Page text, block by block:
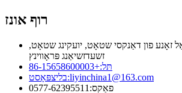
רוף אונז
זאָנע פון ​​דאַנקסי שטאָט, יועקינג שטאָט,
זשעדזשיאַנג פּראָווינץ
תּל:+86-15658600003
בליצפּאָסט:liyinchina1@163.com
פאַקס: 0577-62395511